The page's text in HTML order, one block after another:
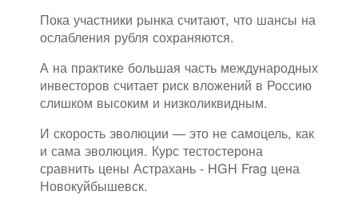
Пока участники рынка считают, что шансы на
ослабления рубля сохраняются.
А на практике большая часть международных
инвесторов считает риск вложений в Россию
слишком высоким и низколиквидным.
И скорость эволюции — это не самоцель, как
и сама эволюция. Курс тестостерона
сравнить цены Астрахань - HGH Frag цена
Новокуйбышевск.